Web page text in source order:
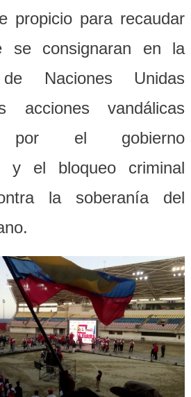
propicio para recaudar
se consignaran en la
de Naciones Unidas
acciones vandálicas
por el gobierno
y el bloqueo criminal
la soberanía del